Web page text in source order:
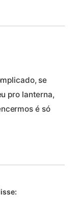
se
pro lanterna,
é só